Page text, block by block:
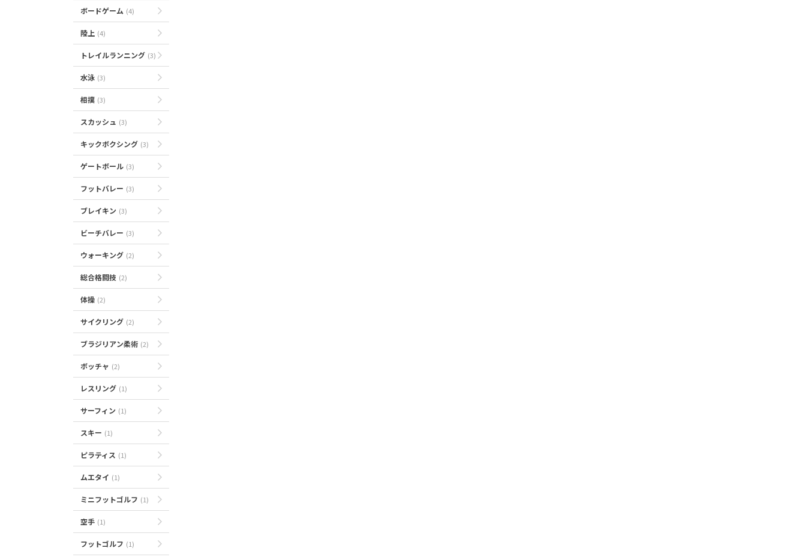
ボードゲーム (4)
陸上 (4)
トレイルランニング (3)
水泳 (3)
相撲 (3)
スカッシュ (3)
キックボクシング (3)
ゲートボール (3)
フットバレー (3)
ブレイキン (3)
ビーチバレー (3)
ウォーキング (2)
総合格闘技 (2)
体操 (2)
サイクリング (2)
ブラジリアン柔術 (2)
ボッチャ (2)
レスリング (1)
サーフィン (1)
スキー (1)
ピラティス (1)
ムエタイ (1)
ミニフットゴルフ (1)
空手 (1)
フットゴルフ (1)